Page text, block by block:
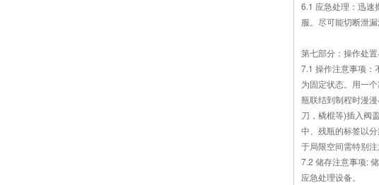
6.1 应急处理：迅速
服。尽可能切断泄
第七部分：操作处
7.1 操作注意事项：
为固定状态。用一
瓶联结到制程时漫
刀，橇棍等)插入阀
中、残瓶的标签以
于局限空间需特别
7.2 储存注意事项:
应急处理设备。